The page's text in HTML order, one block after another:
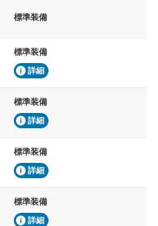
標準装備
標準装備
詳細
標準装備
詳細
標準装備
詳細
標準装備
詳細